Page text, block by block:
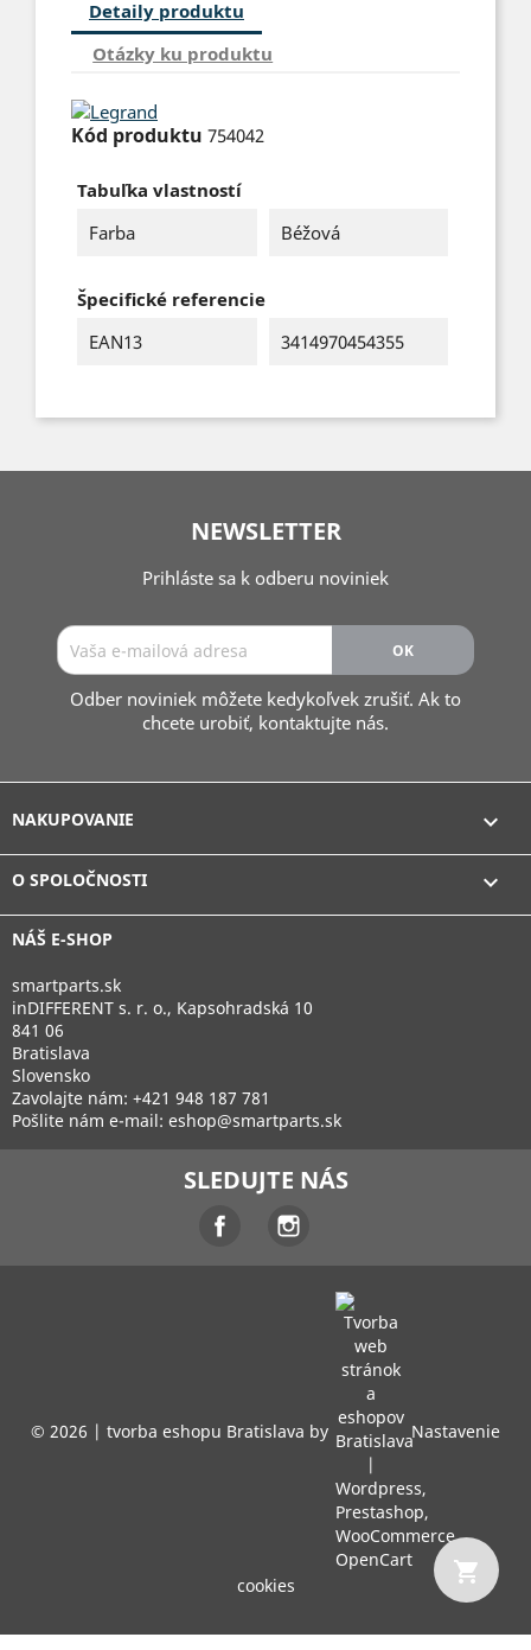
Detaily produktu
Otázky ku produktu
Kód produktu 754042
Tabuľka vlastností
Farba
Béžová
Špecifické referencie
EAN13
3414970454355
NEWSLETTER
Prihláste sa k odberu noviniek
Odber noviniek môžete kedykoľvek zrušiť. Ak to
chcete urobiť, kontaktujte nás.
NAKUPOVANIE 
O SPOLOČNOSTI 
NÁŠ E-SHOP
smartparts.sk
inDIFFERENT s. r. o., Kapsohradská 10
841 06
Bratislava
Slovensko
Zavolajte nám: +421 948 187 781
Pošlite nám e-mail: eshop@smartparts.sk
shopping_cart
SLEDUJTE NÁS
Facebook
© 2026 | tvorba eshopu Bratislava by Nastavenie
cookies